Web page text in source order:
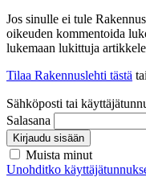
Jos sinulle ei tule
oikeuden kommentoida
lukemaan lukittuja
Tilaa Rakennuslehti tästä
Sähköposti tai
Salasana
Kirjaudu sisään
Muista minut
Unohditko